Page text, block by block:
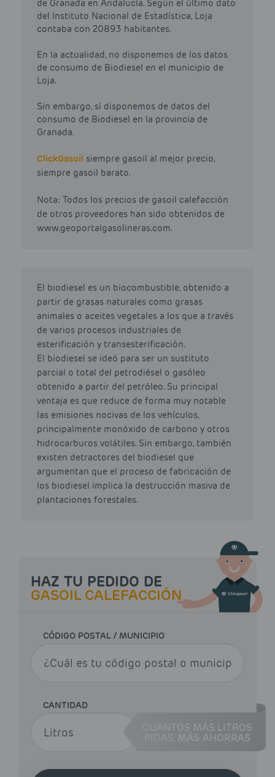
de Granada en Andalucía. Según el último dato
del Instituto Nacional de Estadística, Loja
contaba con 20893 habitantes.
En la actualidad, no disponemos de los datos
de consumo de Biodiesel en el municipio de
Loja.
Sin embargo, sí disponemos de datos del
consumo de Biodiesel en la provincia de
Granada.
ClickGasoil siempre gasoil al mejor precio,
siempre gasoil barato.
Nota: Todos los precios de gasoil calefacción
de otros proveedores han sido obtenidos de
www.geoportalgasolineras.com.
El biodiesel es un biocombustible, obtenido a
partir de grasas naturales como grasas
animales o aceites vegetales a los que a través
de varios procesos industriales de
esterificación y transesterificación.
El biodiesel se ideó para ser un sustituto
parcial o total del petrodiésel o gasóleo
obtenido a partir del petróleo. Su principal
ventaja es que reduce de forma muy notable
las emisiones nocivas de los vehículos,
principalmente monóxido de carbono y otros
hidrocarburos volátiles. Sin embargo, también
existen detractores del biodiesel que
argumentan que el proceso de fabricación de
los biodiesel implica la destrucción masiva de
plantaciones forestales.
HAZ TU PEDIDO DE
GASOIL CALEFACCIÓN
CÓDIGO POSTAL / MUNICIPIO
CANTIDAD
CUANTOS MÁS LITROS
MÁS AHORRAS